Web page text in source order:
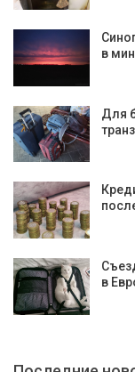
в
Для
в